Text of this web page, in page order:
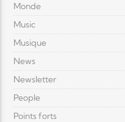
Monde
Music
Musique
News
Newsletter
People
Points forts